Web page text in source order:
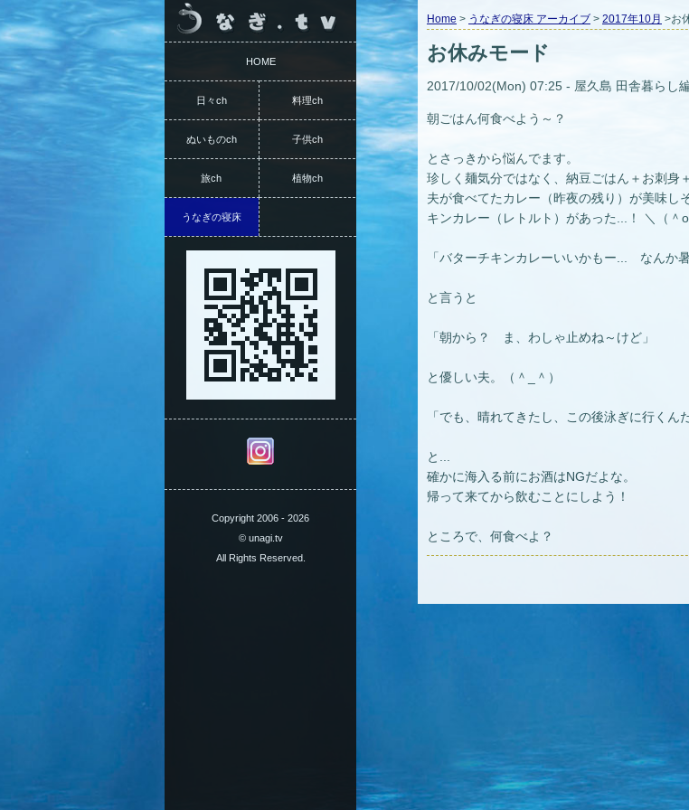
Home > うなぎの寝床 アーカイブ > 2017年10月 >お
お休みモード
2017/10/02(Mon) 07:25 - 屋久島 田舎暮らし
朝ごはん何食べよう～？
とさっきから悩んでます。
珍しく麺気分ではなく、納豆ごはん＋お刺身
夫が食べてたカレー（昨夜の残り）が美味し
キンカレー（レトルト）があった...！ ＼（＾
「バターチキンカレーいいかもー... なんか
と言うと
「朝から？ ま、わしゃ止めね～けど」
と優しい夫。（＾_＾）
「でも、晴れてきたし、この後泳ぎに行くん
と...
確かに海入る前にお酒はNGだよな。
帰って来てから飲むことにしよう！
ところで、何食べよ？
HOME
日々ch 料理ch
ぬいものch 子供ch
旅ch 植物ch
うなぎの寝床
Copyright 2006 - 2026
© unagi.tv
All Rights Reserved.